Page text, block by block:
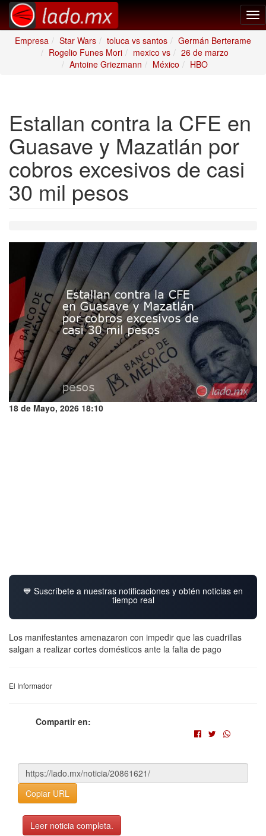
Empresa
Star Wars toluca vs santos
Germán Berterame
Rogelio Funes Mori
mexico vs
26 de marzo
Antoine Griezmann
México HBO
Estallan contra la CFE en
Guasave y Mazatlán por
cobros excesivos de casi
30 mil pesos
18 de Mayo, 2026 18:10
💙 Suscríbete a nuestras notificaciones y obtén noticias en
tiempo real
Los manifestantes amenazaron con impedir que las cuadrillas
salgan a realizar cortes domésticos ante la falta de pago
El Informador
Compartir en:
Copiar URL
Leer noticia completa.